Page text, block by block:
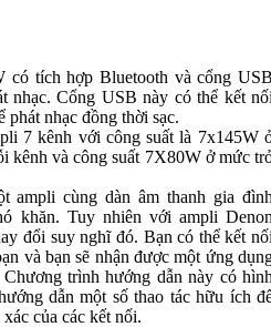
có tích hợp Bluetooth và cổng
nhạc. Cổng USB này có thể kết
phát nhạc đồng thời sạc.
7 kênh với công suất là 7x145W
kênh và công suất 7X80W ở mức
ampli cùng dàn âm thanh gia
khăn. Tuy nhiên với ampli
đổi suy nghĩ đó. Bạn có thể kết
và bạn sẽ nhận được một ứng
trình hướng dẫn này có
dẫn một số thao tác hữu ích
của các kết nối.